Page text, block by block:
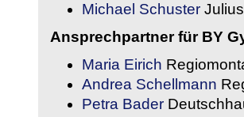
Michael Schuster
Ansprechpartner für BY
Maria Eirich
Andrea Schellmann
Petra Bader